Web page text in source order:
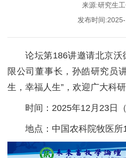
党群工作
来源:研究生
发布时间
论坛第186讲邀请北京
限公司董事长，孙皓研究员
生，幸福人生”，欢迎广大科
时间：2025年12月23日
地点：中国农科院牧医